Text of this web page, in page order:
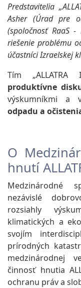
Predstavitelia
Asher (Úrad pre
(spoločnosť RaaS
riešenie problému
účastníci Izraelskej
Tím
produktívne
výskumníkmi a
odpadu a
O
hnutí
Medzinárodné
nezávislé
rozsiahly
klimatických a
svojím
prírodných
medzinárodnej
činnosť hnutia
ochranu práv a